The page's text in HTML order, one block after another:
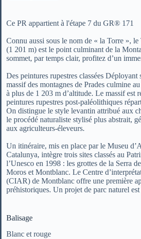
Ce PR appartient à l'étape 7 du GR® 171
Connu aussi sous le nom de « la Torre », le
(1 201 m) est le point culminant de la
sommet, par temps clair, profitez d’un
Des peintures rupestres classées Déployant
massif des montagnes de Prades culmine
à plus de 1 203 m d’altitude. Le massif est
peintures rupestres post-paléolithiques
On distingue le style levantin attribué aux
le procédé naturaliste stylisé plus abstrait,
aux agriculteurs-éleveurs.
Un itinéraire, mis en place par le Museu
Catalunya, intègre trois sites classés au
l’Unesco en 1998 : les grottes de la Serra
Moros et Montblanc. Le Centre
(CIAR) de Montblanc offre une première
préhistoriques. Un projet de parc naturel est
Balisage
Blanc et rouge